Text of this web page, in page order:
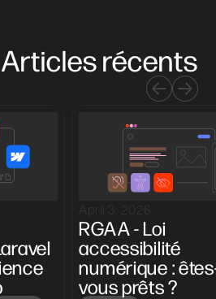
Articles récents
April 3, 2026
RGAA - Loi
accessibilité
numérique :
vous prêts ?